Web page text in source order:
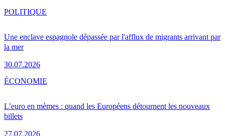
Une enclave espagnole dépassée par l'afflux de migrants arrivant par
la mer
30.07.2026
POLITIQUE
L’euro en mèmes : quand les Européens détournent les nouveaux
billets
27.07.2026
ÉCONOMIE